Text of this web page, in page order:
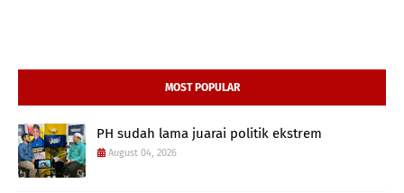
MOST POPULAR
PH sudah lama juarai politik ekstrem
August 04, 2026